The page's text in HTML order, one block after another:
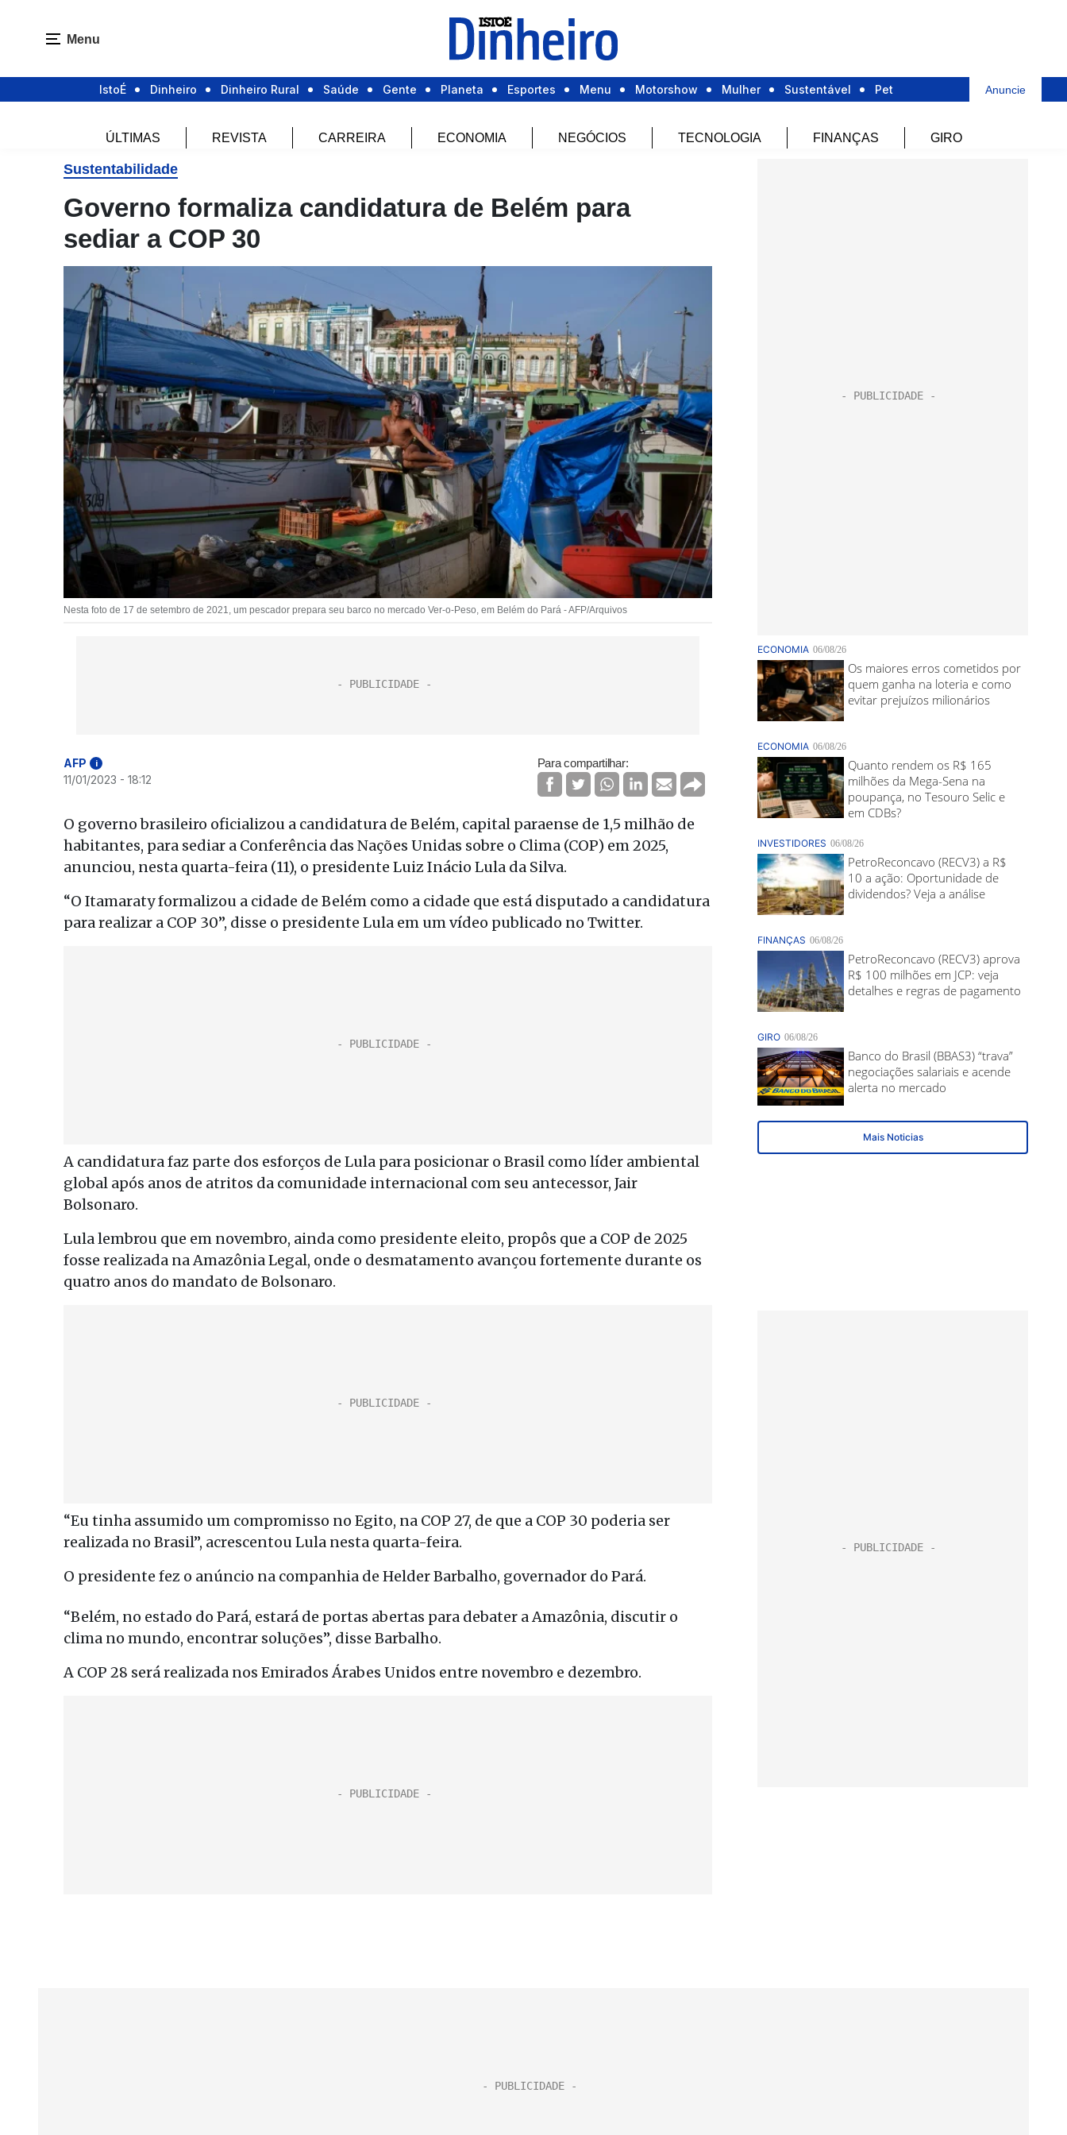
Menu
IstoÉ Dinheiro Dinheiro Rural Saúde Gente Planeta Esportes Menu Motorshow Mulher Sustentável Pet Anuncie
ÚLTIMAS REVISTA CARREIRA ECONOMIA NEGÓCIOS TECNOLOGIA FINANÇAS GIRO
Sustentabilidade
Governo formaliza candidatura de Belém para
sediar a COP 30
Nesta foto de 17 de setembro de 2021, um pescador prepara seu barco no mercado Ver-o-Peso, em Belém do Pará - AFP/Arquivos
AFP i
11/01/2023 - 18:12
Para compartilhar:
O governo brasileiro oficializou a candidatura de Belém, capital paraense de 1,5 milhão de
habitantes, para sediar a Conferência das Nações Unidas sobre o Clima (COP) em 2025,
anunciou, nesta quarta-feira (11), o presidente Luiz Inácio Lula da Silva.
“O Itamaraty formalizou a cidade de Belém como a cidade que está disputado a candidatura
para realizar a COP 30”, disse o presidente Lula em um vídeo publicado no Twitter.
A candidatura faz parte dos esforços de Lula para posicionar o Brasil como líder ambiental
global após anos de atritos da comunidade internacional com seu antecessor, Jair
Bolsonaro.
Lula lembrou que em novembro, ainda como presidente eleito, propôs que a COP de 2025
fosse realizada na Amazônia Legal, onde o desmatamento avançou fortemente durante os
quatro anos do mandato de Bolsonaro.
“Eu tinha assumido um compromisso no Egito, na COP 27, de que a COP 30 poderia ser
realizada no Brasil”, acrescentou Lula nesta quarta-feira.
O presidente fez o anúncio na companhia de Helder Barbalho, governador do Pará.
“Belém, no estado do Pará, estará de portas abertas para debater a Amazônia, discutir o
clima no mundo, encontrar soluções”, disse Barbalho.
A COP 28 será realizada nos Emirados Árabes Unidos entre novembro e dezembro.